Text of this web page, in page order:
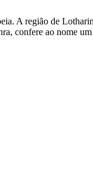
A região de
confere ao nome